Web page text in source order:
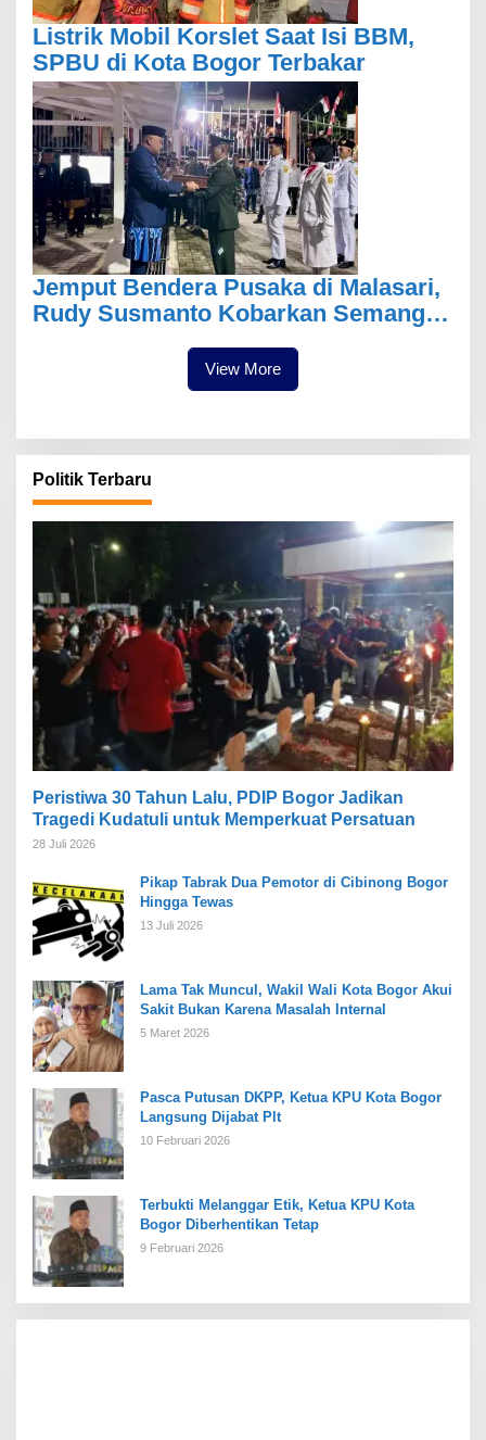
Listrik Mobil Korslet Saat Isi BBM,
SPBU di Kota Bogor Terbakar
Jemput Bendera Pusaka di Malasari,
Rudy Susmanto Kobarkan Semangat
View More
Politik Terbaru
Peristiwa 30 Tahun Lalu, PDIP Bogor Jadikan
Tragedi Kudatuli untuk Memperkuat Persatuan
28 Juli 2026
Pikap Tabrak Dua Pemotor di Cibinong Bogor
Hingga Tewas
13 Juli 2026
Lama Tak Muncul, Wakil Wali Kota Bogor Akui
Sakit Bukan Karena Masalah Internal
5 Maret 2026
Pasca Putusan DKPP, Ketua KPU Kota Bogor
Langsung Dijabat Plt
10 Februari 2026
Terbukti Melanggar Etik, Ketua KPU Kota
Bogor Diberhentikan Tetap
9 Februari 2026